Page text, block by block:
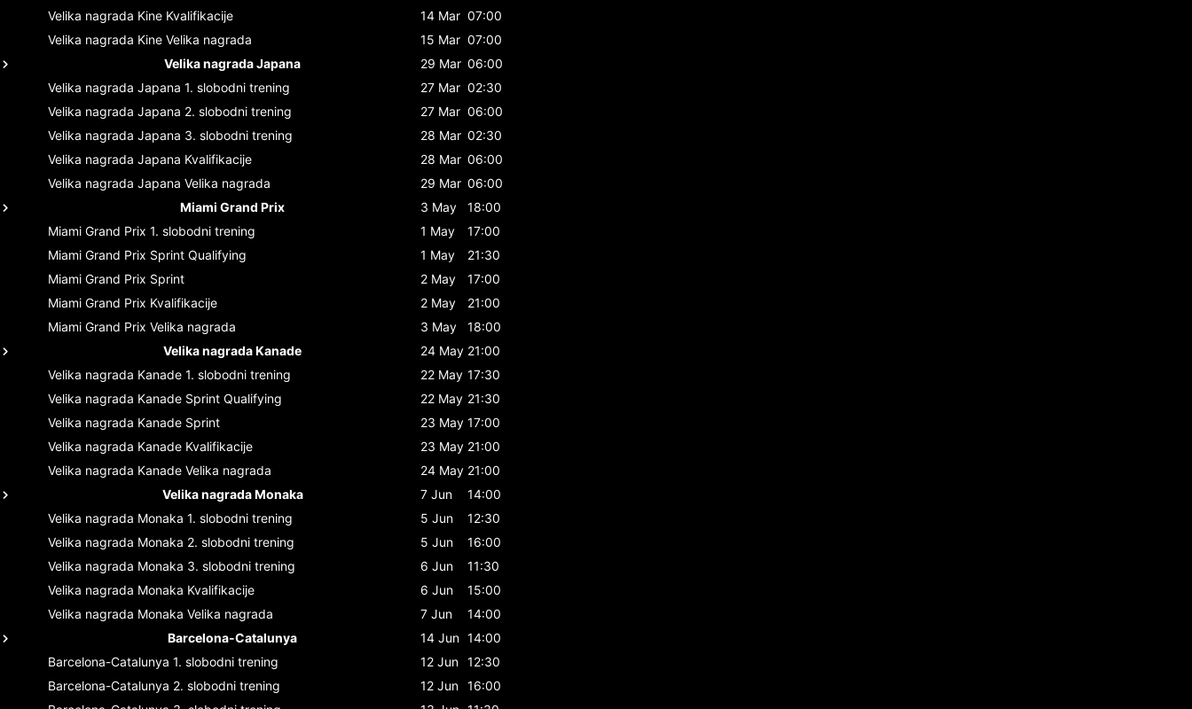
Velika nagrada Kine Kvalifikacije 14 Mar 07:00
Velika nagrada Kine Velika nagrada 15 Mar 07:00
Velika nagrada Japana
29 Mar 06:00
Velika nagrada Japana 1. slobodni trening 27 Mar 02:30
Velika nagrada Japana 2. slobodni trening 27 Mar 06:00
Velika nagrada Japana 3. slobodni trening 28 Mar 02:30
Velika nagrada Japana Kvalifikacije 28 Mar 06:00
Velika nagrada Japana Velika nagrada 29 Mar 06:00
Miami Grand Prix
3 May
18:00
Miami Grand Prix 1. slobodni trening 1 May
17:00
Miami Grand Prix Sprint Qualifying 1 May
21:30
Miami Grand Prix Sprint 2 May
17:00
Miami Grand Prix Kvalifikacije 2 May
21:00
Miami Grand Prix Velika nagrada 3 May
18:00
Velika nagrada Kanade
24 May 21:00
Velika nagrada Kanade 1. slobodni trening 22 May 17:30
Velika nagrada Kanade Sprint Qualifying 22 May 21:30
Velika nagrada Kanade Sprint 23 May 17:00
Velika nagrada Kanade Kvalifikacije 23 May 21:00
Velika nagrada Kanade Velika nagrada 24 May 21:00
Velika nagrada Monaka
7 Jun
14:00
Velika nagrada Monaka 1. slobodni trening 5 Jun
12:30
Velika nagrada Monaka 2. slobodni trening 5 Jun
16:00
Velika nagrada Monaka 3. slobodni trening 6 Jun
11:30
Velika nagrada Monaka Kvalifikacije 6 Jun
15:00
Velika nagrada Monaka Velika nagrada 7 Jun
14:00
Barcelona-Catalunya
14 Jun 14:00
Barcelona-Catalunya 1. slobodni trening 12 Jun 12:30
Barcelona-Catalunya 2. slobodni trening 12 Jun 16:00